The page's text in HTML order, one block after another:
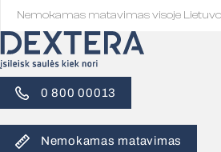
Nemokamas matavimas visoje
0 800 00013
Nemokamas matavimas